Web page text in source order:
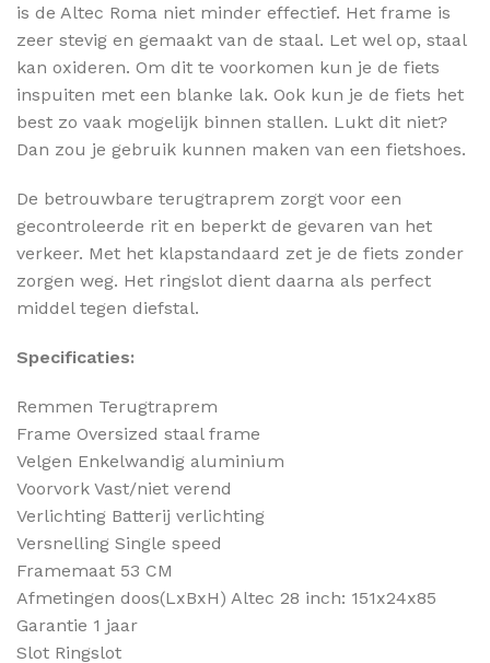
is de Altec Roma niet minder effectief. Het frame is
zeer stevig en gemaakt van de staal. Let wel op, staal
kan oxideren. Om dit te voorkomen kun je de fiets
inspuiten met een blanke lak. Ook kun je de fiets het
best zo vaak mogelijk binnen stallen. Lukt dit niet?
Dan zou je gebruik kunnen maken van een fietshoes.
De betrouwbare terugtraprem zorgt voor een
gecontroleerde rit en beperkt de gevaren van het
verkeer. Met het klapstandaard zet je de fiets zonder
zorgen weg. Het ringslot dient daarna als perfect
middel tegen diefstal.
Specificaties:
Remmen Terugtraprem
Frame Oversized staal frame
Velgen Enkelwandig aluminium
Voorvork Vast/niet verend
Verlichting Batterij verlichting
Versnelling Single speed
Framemaat 53 CM
Afmetingen doos(LxBxH) Altec 28 inch: 151x24x85
Garantie 1 jaar
Slot Ringslot